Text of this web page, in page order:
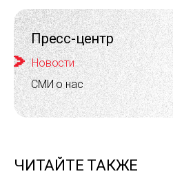
Пресс-центр
Новости
СМИ о нас
ЧИТАЙТЕ ТАКЖЕ